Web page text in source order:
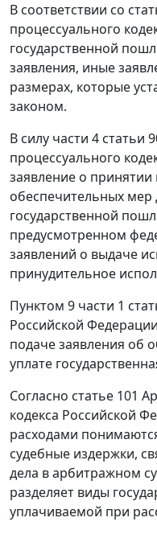
В соответствии со
процессуального
государственной
заявления, иные
размерах, которые
законом.
В силу части 4 статьи
процессуального
заявление о
обеспечительных
государственной
предусмотренном
заявлений о выдаче
принудительное
Пунктом 9 части 1
Российской
подаче заявления об
уплате
Согласно статье 101
кодекса Российской
расходами
судебные издержки,
дела в арбитражном
разделяет виды
уплачиваемой при